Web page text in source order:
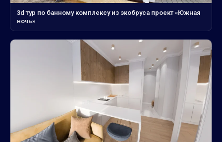
3d тур по банному комплексу из экобруса проект «Южная
ночь»